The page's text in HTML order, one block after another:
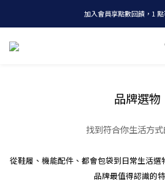
全店消費滿 NT$1200，
加入會員享點數回饋，1
全店消費滿 NT$1200，即
品牌選物
找到符合你生活方
從鞋履、機能配件、都會包袋到日常生活
品牌最值得認識的